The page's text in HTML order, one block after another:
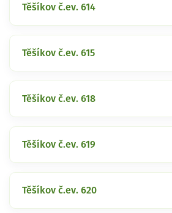
Těšíkov č.ev. 614
Těšíkov č.ev. 615
Těšíkov č.ev. 618
Těšíkov č.ev. 619
Těšíkov č.ev. 620